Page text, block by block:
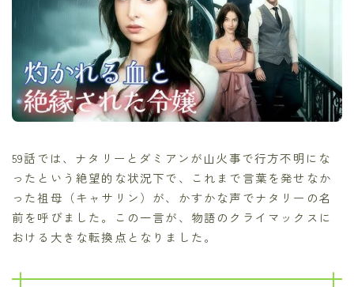
59話では、ナタリーとダミアンが山火事で行方不明にな
ったという絶望的な状況下で、これまで言葉を発せなか
った祖母（キャサリン）が、かすかな声でナタリーの名
前を呼びました。この一言が、物語のクライマックスに
おける大きな転換点となりました。